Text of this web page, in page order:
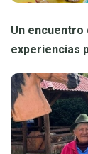
Un encuentro
experiencias